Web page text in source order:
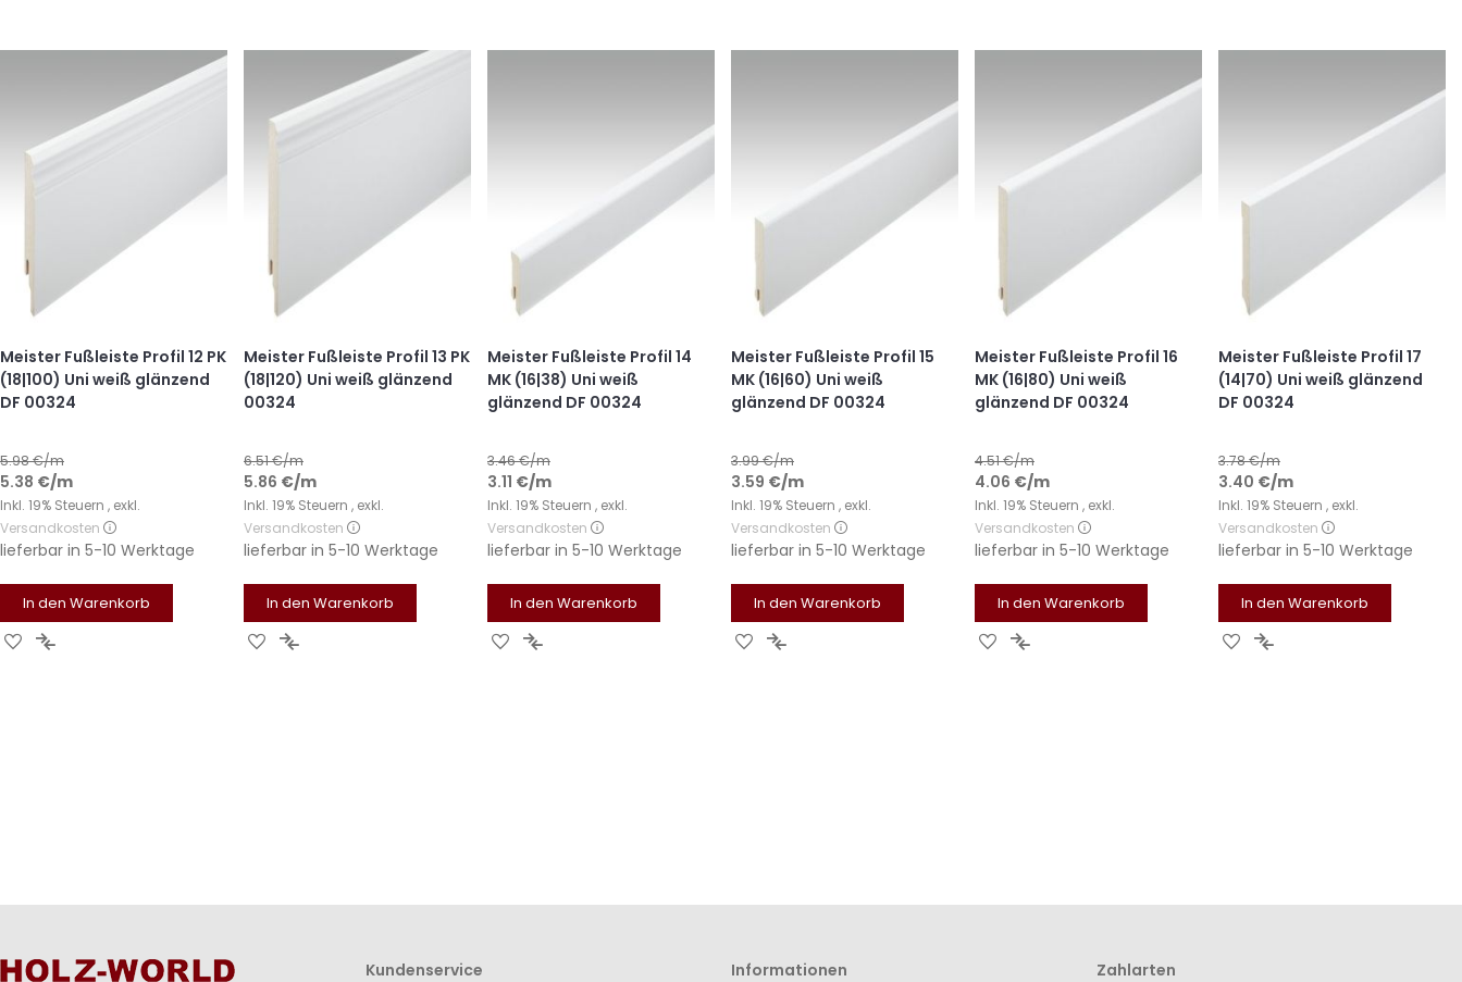
Meister Fußleiste Profil 12 PK
(18|100) Uni weiß glänzend
DF 00324
5.98€/m
5.38 €/m
Inkl. 19% Steuern , exkl.
Versandkosten
lieferbar in 5-10 Werktage
In den Warenkorb
Zur Zur
Meister Fußleiste Profil 13 PK
(18|120) Uni weiß glänzend
00324
6.51€/m
5.86 €/m
Inkl. 19% Steuern , exkl.
Versandkosten
lieferbar in 5-10 Werktage
In den Warenkorb
Zur Zur
Meister Fußleiste Profil 14
MK (16|38) Uni weiß
glänzend DF 00324
3.46€/m
3.11 €/m
Inkl. 19% Steuern , exkl.
Versandkosten
lieferbar in 5-10 Werktage
In den Warenkorb
Zur Zur
Meister Fußleiste Profil 15
MK (16|60) Uni weiß
glänzend DF 00324
3.99€/m
3.59 €/m
Inkl. 19% Steuern , exkl.
Versandkosten
lieferbar in 5-10 Werktage
In den Warenkorb
Zur Zur
Meister Fußleiste Profil 16
MK (16|80) Uni weiß
glänzend DF 00324
4.51€/m
4.06 €/m
Inkl. 19% Steuern , exkl.
Versandkosten
lieferbar in 5-10 Werktage
In den Warenkorb
Zur Zur
Meister Fußleiste Profil 17
(14|70) Uni weiß glänzend
DF 00324
3.78€/m
3.40 €/m
Inkl. 19% Steuern , exkl.
Versandkosten
lieferbar in 5-10 Werktage
In den Warenkorb
Zur Zur
Kundenservice Informationen Zahlarten